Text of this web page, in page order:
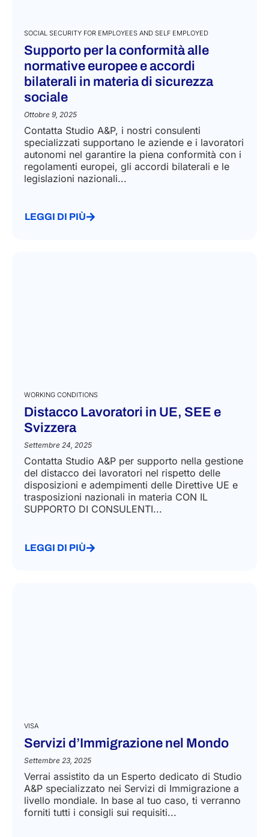
SOCIAL SECURITY FOR EMPLOYEES AND SELF EMPLOYED
Supporto per la conformità alle
normative europee e accordi
bilaterali in materia di sicurezza
sociale​
Ottobre 9, 2025
Contatta Studio A&P, i nostri consulenti
specializzati supportano le aziende e i lavoratori
autonomi nel garantire la piena conformità con i
regolamenti europei, gli accordi bilaterali e le
legislazioni nazionali...
LEGGI DI PIÙ
WORKING CONDITIONS
Distacco Lavoratori in UE, SEE e
Svizzera​
Settembre 24, 2025
Contatta Studio A&P per supporto nella gestione
del distacco dei lavoratori nel rispetto delle
disposizioni e adempimenti delle Direttive UE e
trasposizioni nazionali in materia CON IL
SUPPORTO DI CONSULENTI...
LEGGI DI PIÙ
VISA
Servizi d’Immigrazione nel Mondo
Settembre 23, 2025
Verrai assistito da un Esperto dedicato di Studio
A&P specializzato nei Servizi di Immigrazione a
livello mondiale. In base al tuo caso, ti verranno
forniti tutti i consigli sui requisiti...